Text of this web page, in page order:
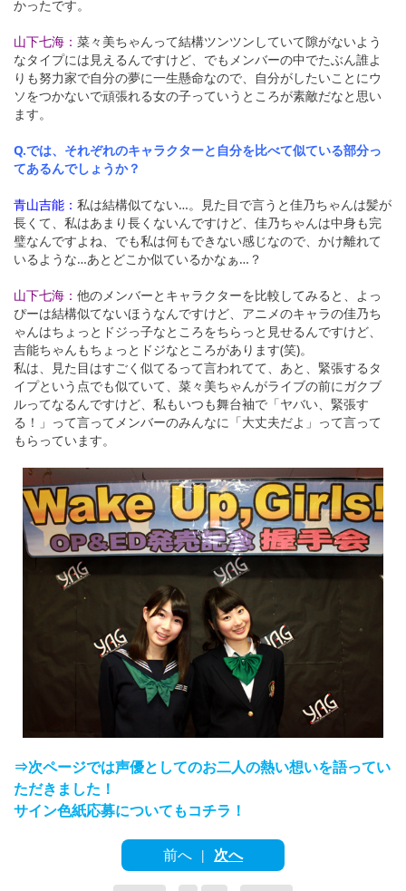
かったです。
山下七海： 菜々美ちゃんって結構ツンツンしていて隙がないよう
なタイプには見えるんですけど、でもメンバーの中でたぶん誰よ
りも努力家で自分の夢に一生懸命なので、自分がしたいことにウ
ソをつかないで頑張れる女の子っていうところが素敵だなと思い
ます。
Q.では、それぞれのキャラクターと自分を比べて似ている部分っ
てあるんでしょうか？
青山吉能： 私は結構似てない…。見た目で言うと佳乃ちゃんは髪が
長くて、私はあまり長くないんですけど、佳乃ちゃんは中身も完
璧なんですよね、でも私は何もできない感じなので、かけ離れて
いるような…あとどこか似ているかなぁ…？
山下七海： 他のメンバーとキャラクターを比較してみると、よっ
ぴーは結構似てないほうなんですけど、アニメのキャラの佳乃ち
ゃんはちょっとドジっ子なところをちらっと見せるんですけど、
吉能ちゃんもちょっとドジなところがあります(笑)。
私は、見た目はすごく似てるって言われてて、あと、緊張するタ
イプという点でも似ていて、菜々美ちゃんがライブの前にガクブ
ルってなるんですけど、私もいつも舞台袖で「ヤバい、緊張す
る！」って言ってメンバーのみんなに「大丈夫だよ」って言って
もらっています。
⇒次ページでは声優としてのお二人の熱い想いを語ってい
ただきました！
サイン色紙応募についてもコチラ！
前へ | 次へ